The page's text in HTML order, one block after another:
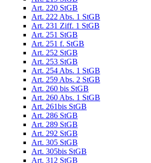
Art. 220 StGB
Art. 222 Abs. 1 StGB
Art. 231 Ziff. 1 StGB
Art. 251 StGB
Art. 251 f. StGB
Art. 252 StGB
Art. 253 StGB
Art. 254 Abs. 1 StGB
Art. 259 Abs. 2 StGB
Art. 260 bis StGB
Art. 260 Abs. 1 StGB
Art. 261bis StGB
Art. 286 StGB
Art. 289 StGB
Art. 292 StGB
Art. 305 StGB
Art. 305bis StGB
Art. 312 StGB